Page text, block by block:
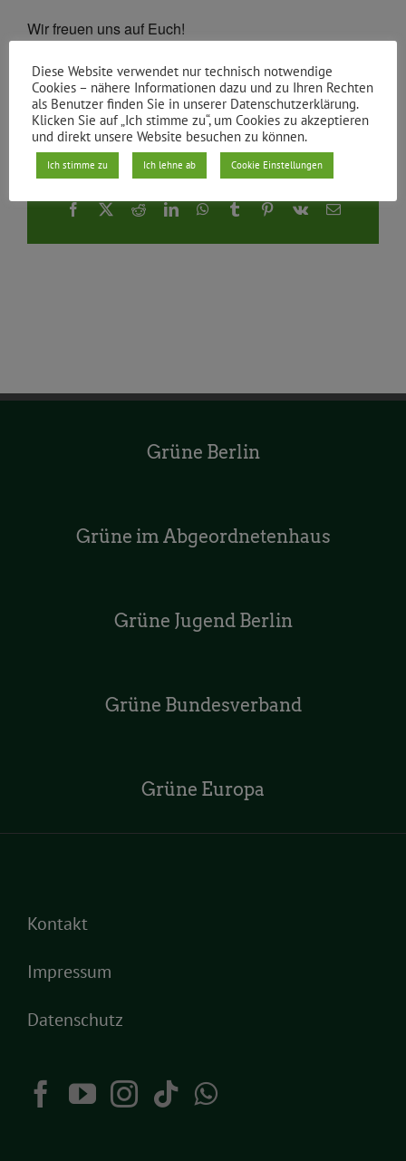
Wir freuen uns auf Euch!
VonFraktion Xhain | 19.02.2024
Teile den Beitrag
Facebook
X RedditLinkedInWhatsApp
TumblrPinterest
Vk
E-
Grüne Berlin
Grüne im Abgeordnetenhaus
Grüne Jugend Berlin
Grüne Bundesverband
Grüne Europa
Kontakt
Impressum
Datenschutz
Diese Website verwendet nur technisch notwendige
Cookies – nähere Informationen dazu und zu Ihren Rechten
als Benutzer finden Sie in unserer Datenschutzerklärung.
Klicken Sie auf „Ich stimme zu“, um Cookies zu akzeptieren
und direkt unsere Website besuchen zu können.
Ich stimme zu Ich lehne ab Cookie Einstellungen